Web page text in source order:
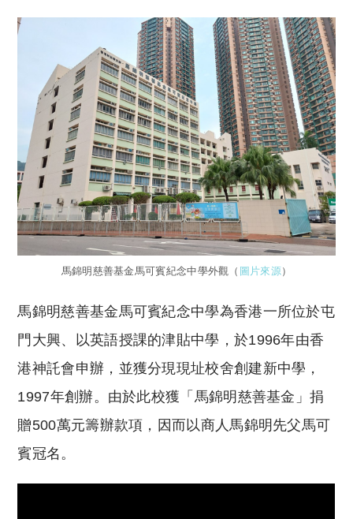
馬錦明慈善基金馬可賓紀念中學外觀（ 圖片來源）
馬錦明慈善基金馬可賓紀念中學為香港一所位於屯
門大興、以英語授課的津貼中學，於1996年由香
港神託會申辦，並獲分現現址校舍創建新中學，
1997年創辦。由於此校獲「馬錦明慈善基金」捐
贈500萬元籌辦款項，因而以商人馬錦明先父馬可
賓冠名。